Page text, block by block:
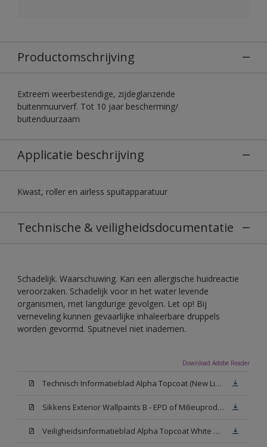
Productomschrijving
Extreem weerbestendige, zijdeglanzende
buitenmuurverf. Tot 10 jaar bescherming/
buitenduurzaam
Applicatie beschrijving
Kwast, roller en airless spuitapparatuur
Technische & veiligheidsdocumentatie
Schadelijk. Waarschuwing. Kan een allergische huidreactie
veroorzaken. Schadelijk voor in het water levende
organismen, met langdurige gevolgen. Let op! Bij
verneveling kunnen gevaarlijke inhaleerbare druppels
worden gevormd. Spuitnevel niet inademen.
Download Adobe Reader
Technisch Informatieblad Alpha Topcoat (New Livery) (PDF)
Sikkens Exterior Wallpaints B - EPD of Milieuproductverklaring
Veiligheidsinformatieblad Alpha Topcoat White W05 (MSDS)